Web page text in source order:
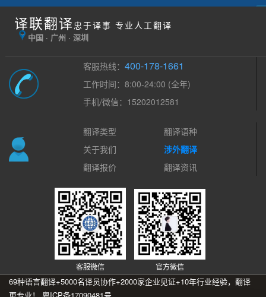
译联翻译 忠于译事 专业人工翻译
中国 · 广州 · 深圳
客服热线：400-178-1661
工作时间：8:00-24:00 (全年)
手机/微信：15202012581
翻译类型
翻译语种
关于我们
涉外翻译
翻译报价
翻译资讯
客服微信 官方微信
69种语言翻译+5000名译员协作+2000家企业见证+10年行业经验，翻译
更专业！ 粤ICP备17090481号